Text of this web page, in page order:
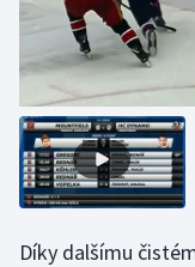
Triatlon
Veslování
Vodní slalom
Volejbal
Ostatní
Díky dalšímu